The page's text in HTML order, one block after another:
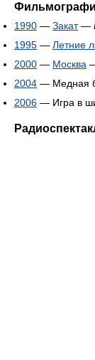
1990 — Закат—
1995 — Летние
2000 — Москва
2004 — Медная
2006 — Игра в